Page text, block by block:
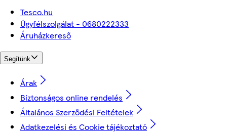
Tesco.hu
Ügyfélszolgálat - 0680222333
Áruházkereső
Segítünk
Árak
Biztonságos online rendelés
Általános Szerződési Feltételek
Adatkezelési és Cookie tájékoztató